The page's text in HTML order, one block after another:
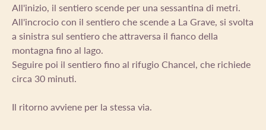
All'inizio, il sentiero scende per una sessantina di metri.
All'incrocio con il sentiero che scende a La Grave, si svolta
a sinistra sul sentiero che attraversa il fianco della
montagna fino al lago.
Seguire poi il sentiero fino al rifugio Chancel, che richiede
circa 30 minuti.
Il ritorno avviene per la stessa via.